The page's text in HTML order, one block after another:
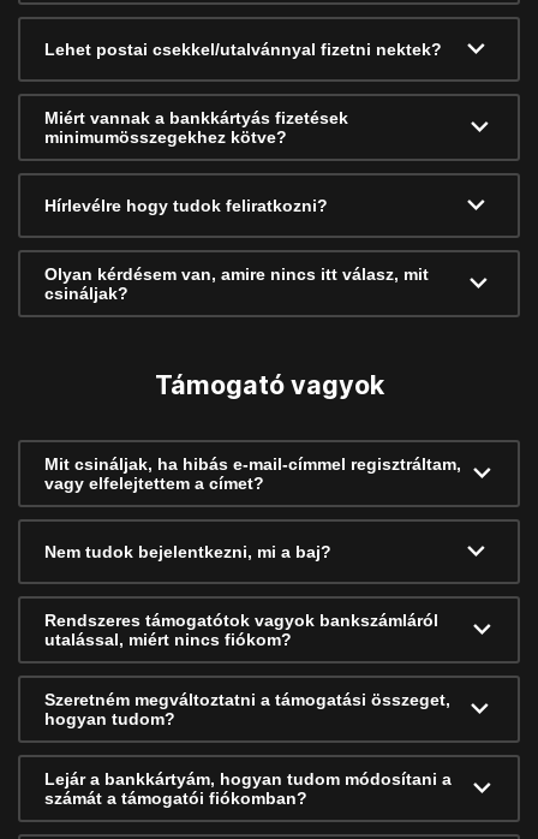
Lehet postai csekkel/utalvánnyal fizetni nektek?
Miért vannak a bankkártyás fizetések
minimumösszegekhez kötve?
Hírlevélre hogy tudok feliratkozni?
Olyan kérdésem van, amire nincs itt válasz, mit
csináljak?
Támogató vagyok
Mit csináljak, ha hibás e-mail-címmel regisztráltam,
vagy elfelejtettem a címet?
Nem tudok bejelentkezni, mi a baj?
Rendszeres támogatótok vagyok bankszámláról
utalással, miért nincs fiókom?
Szeretném megváltoztatni a támogatási összeget,
hogyan tudom?
Lejár a bankkártyám, hogyan tudom módosítani a
számát a támogatói fiókomban?